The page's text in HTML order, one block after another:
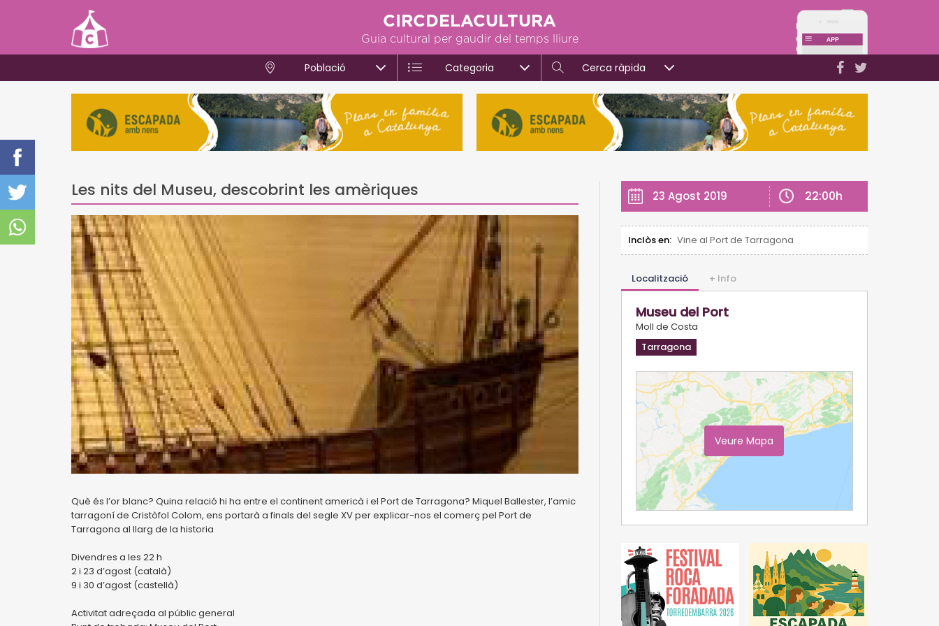
CIRCDELACULTURA
Guia cultural per gaudir del temps lliure
Població Categoria Cerca ràpida
Les nits del Museu, descobrint les amèriques
Què és l’or blanc? Quina relació hi ha entre el continent americà i el Port de Tarragona? Miquel Ballester, l’amic
tarragoní de Cristòfol Colom, ens portarà a finals del segle XV per explicar-nos el comerç pel Port de
Tarragona al llarg de la historia
Divendres a les 22 h
2 i 23 d’agost (català)
9 i 30 d’agost (castellà)
Activitat adreçada al públic general
23 Agost 2019 22:00h
Inclòs en: Vine al Port de Tarragona
Localització + Info
Museu del Port
Moll de Costa
Tarragona
Veure Mapa